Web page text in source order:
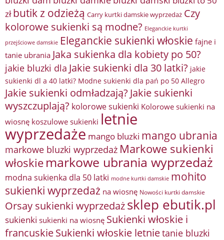
zł butik z odzieżą Carry kurtki damskie wyprzedaż Czy
kolorowe sukienki są modne? Eleganckie kurtki
przejściowe damskie Eleganckie sukienki włoskie fajne i
tanie ubrania Jaka sukienka dla kobiety po 50?
jakie bluzki dla Jakie sukienki dla 30 latki? jakie
sukienki dl a 40 latki? Modne sukienki dla pań po 50 Allegro
Jakie sukienki odmładzają? Jakie sukienki
wyszczuplają? kolorowe sukienki Kolorowe sukienki na
wiosnę koszulowe sukienki letnie
wyprzedaże mango bluzki mango ubrania
markowe bluzki wyprzedaż Markowe sukienki
włoskie markowe ubrania wyprzedaż
modna sukienka dla 50 latki modne kurtki damskie mohito
sukienki wyprzedaż na wiosnę Nowości kurtki damskie
Orsay sukienki wyprzedażsklep ebutik.pl
sukienki sukienki na wiosnę Sukienki włoskie i
francuskieSukienki włoskie letnietanie bluzki